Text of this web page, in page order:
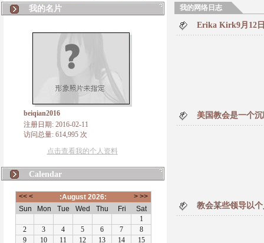
我的名片
beiqian2016
注册日期: 2016-02-11
访问总量: 614,995 次
点击查看我的个人资料
Calendar
我的网络日志
Erika Kirk9月12
美国教会是一个
教会某些领导以